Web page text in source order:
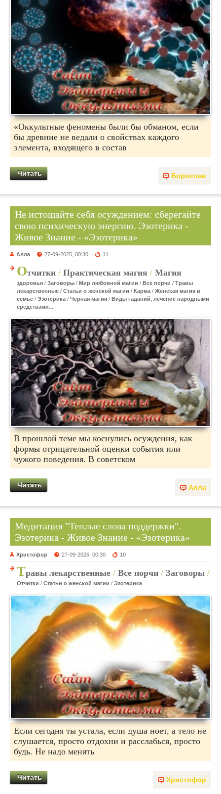
«Оккультные феномены были бы обманом, если
бы древние не ведали о свойствах каждого
элемента, входящего в состав
Борислав
Читать
Не истощайте себя осуждением: сберегайте
свою психическую энергию. Эзотерика -
Живое Знание - «Эзотерика»
Алла 27-09-2025, 00:30 11
Отчитки / Практическая магия / Магия
здоровья / Заговоры / Мир любовной магии / Все порчи / Травы
лекарственные / Статьи о женской магии / Карма / Женская магия в
семье / Эзотерика / Черная магия / Виды гаданий, лечение народными
средствами...
В прошлой теме мы коснулись осуждения, как
формы отрицательной оценки события или
чужого поведения. В советском
Алла
Читать
Медитация "Теплые слова поддержки".
Эзотерика - Живое Знание - «Эзотерика»
Христофор 27-09-2025, 00:30 10
Травы лекарственные / Все порчи / Заговоры /
Отчитки / Статьи о женской магии / Эзотерика
Если сегодня ты устала, если душа ноет, а тело не
слушается, просто отдохни и расслабься, просто
будь. Не надо менять
Христофор
Читать